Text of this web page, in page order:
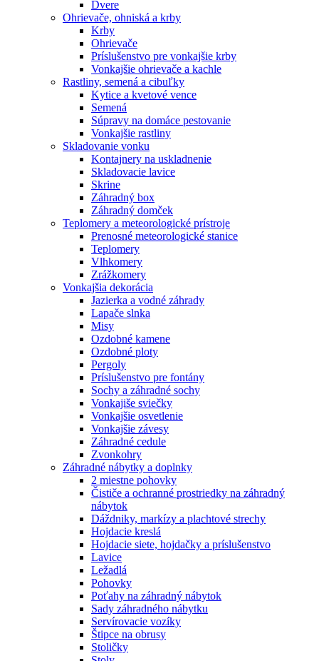
Dvere
Ohrievače, ohniská a krby
Krby
Ohrievače
Príslušenstvo pre vonkajšie krby
Vonkajšie ohrievače a kachle
Rastliny, semená a cibuľky
Kytice a kvetové vence
Semená
Súpravy na domáce pestovanie
Vonkajšie rastliny
Skladovanie vonku
Kontajnery na uskladnenie
Skladovacie lavice
Skrine
Záhradný box
Záhradný domček
Teplomery a meteorologické prístroje
Prenosné meteorologické stanice
Teplomery
Vlhkomery
Zrážkomery
Vonkajšia dekorácia
Jazierka a vodné záhrady
Lapače slnka
Misy
Ozdobné kamene
Ozdobné ploty
Pergoly
Príslušenstvo pre fontány
Sochy a záhradné sochy
Vonkajiše sviečky
Vonkajšie osvetlenie
Vonkajšie závesy
Záhradné cedule
Zvonkohry
Záhradné nábytky a doplnky
2 miestne pohovky
Čističe a ochranné prostriedky na záhradný
nábytok
Dáždniky, markízy a plachtové strechy
Hojdacie kreslá
Hojdacie siete, hojdačky a príslušenstvo
Lavice
Ležadlá
Pohovky
Poťahy na záhradný nábytok
Sady záhradného nábytku
Servírovacie vozíky
Štipce na obrusy
Stoličky